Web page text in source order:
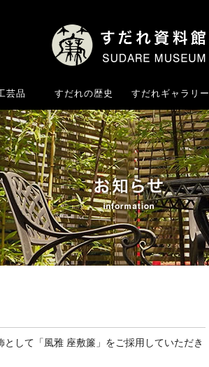
芸品 すだれの歴史 すだれギャラリー
して「風雅 座敷簾」をご採用していただき